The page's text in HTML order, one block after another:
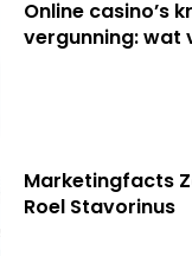
Online casino’s
vergunning: wat
Marketingfacts
Roel Stavorinus